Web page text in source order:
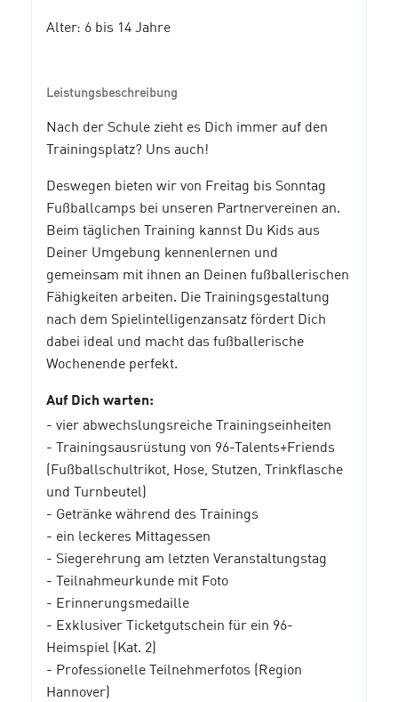
Alter: 6 bis 14 Jahre
Leistungsbeschreibung
Nach der Schule zieht es Dich immer auf den
Trainingsplatz? Uns auch!
Deswegen bieten wir von Freitag bis Sonntag
Fußballcamps bei unseren Partnervereinen an.
Beim täglichen Training kannst Du Kids aus
Deiner Umgebung kennenlernen und
gemeinsam mit ihnen an Deinen fußballerischen
Fähigkeiten arbeiten. Die Trainingsgestaltung
nach dem Spielintelligenzansatz fördert Dich
dabei ideal und macht das fußballerische
Wochenende perfekt.
Auf Dich warten:
- vier abwechslungsreiche Trainingseinheiten
- Trainingsausrüstung von 96-Talents+Friends
(Fußballschultrikot, Hose, Stutzen, Trinkflasche
und Turnbeutel)
- Getränke während des Trainings
- ein leckeres Mittagessen
- Siegerehrung am letzten Veranstaltungstag
- Teilnahmeurkunde mit Foto
- Erinnerungsmedaille
- Exklusiver Ticketgutschein für ein 96-
Heimspiel (Kat. 2)
- Professionelle Teilnehmerfotos (Region
Hannover)